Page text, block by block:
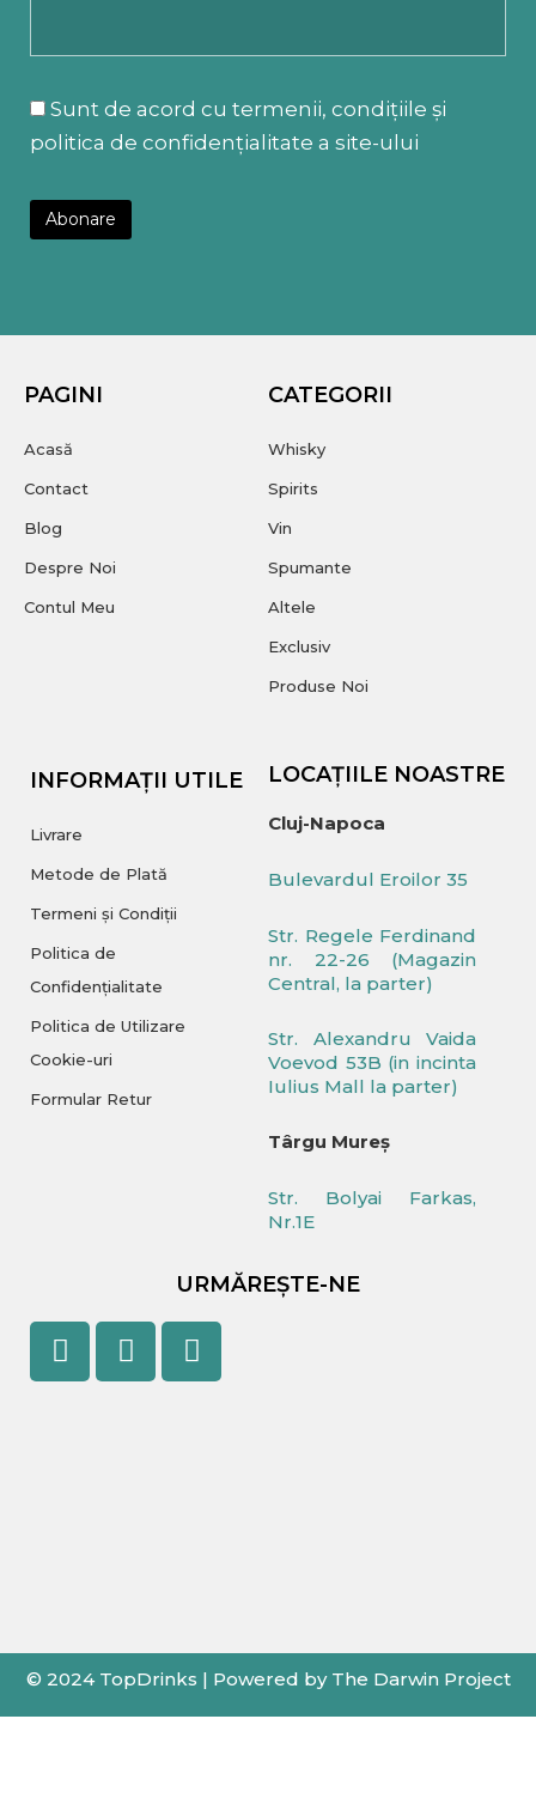
Sunt de acord cu termenii, condițiile și
politica de confidențialitate a site-ului
PAGINI
Acasă
Contact
Blog
Despre Noi
Contul Meu
CATEGORII
Whisky
Spirits
Vin
Spumante
Altele
Exclusiv
Produse Noi
INFORMAȚII UTILE
Livrare
Metode de Plată
Termeni și Condiții
Politica de
Confidențialitate
Politica de Utilizare
Cookie-uri
Formular Retur
LOCAȚIILE NOASTRE
Cluj-Napoca
Bulevardul Eroilor 35
Str. Regele Ferdinand
nr. 22-26 (Magazin
Central, la parter)
Str. Alexandru Vaida
Voevod 53B (in incinta
Iulius Mall la parter)
Târgu Mureș
Str. Bolyai Farkas,
Nr.1E
URMĂREȘTE-NE
Facebook
YoutubeInstagram
© 2024 TopDrinks | Powered by The Darwin Project